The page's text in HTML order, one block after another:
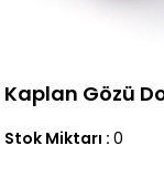
Kaplan Gözü
Stok Miktarı : 0